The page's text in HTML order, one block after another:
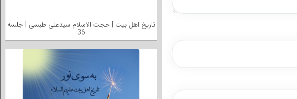
تاریخ اهل بیت | حجت الاسلام سیدعلی طبسی | جلسه
36